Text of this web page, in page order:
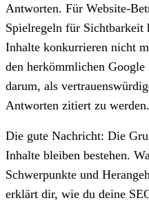
Antworten. Für Website-
Spielregeln für Sichtbarkeit
Inhalte konkurrieren nicht
den herkömmlichen Google
darum, als
Antworten zitiert zu werden.
Die gute Nachricht: Die
Inhalte bleiben bestehen.
Schwerpunkte und
erklärt dir, wie du deine